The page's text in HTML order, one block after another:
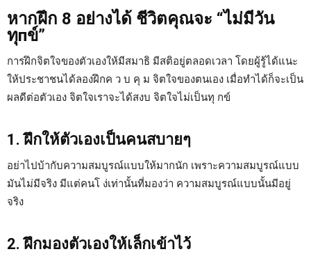
หากฝึก 8 อย่างได้ ชีวิตคุณจะ “ไม่มีวัน
ทุпข์”
การฝึกจิตใจของตัวเองให้มีสมาธิ มีสติอยู่ตลอดเวลา โดยผู้รู้ได้แนะ
ให้ประชาชนได้ลองฝึกค ว บ คุ ม จิตใจของตนเอง เมื่อทำได้ก็จะเป็น
ผลดีต่อตัวเอง จิตใจเราจะได้สงบ จิตใจไม่เป็นทุ กข์
1. ฝึกให้ตัวเองเป็นคนสบายๆ
อย่าไปบ้ากับความสมบูรณ์แบบให้มากนัก เพราะความสมบูรณ์แบบ
มันไม่มีจริง มีแต่คนโ ง่เท่านั้นที่มองว่า ความสมบูรณ์แบบนั้นมีอยู่
จริง
2. ฝึกมองตัวเองให้เล็กเข้าไว้